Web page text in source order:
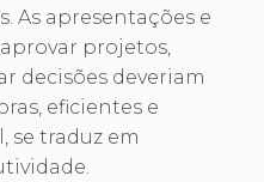
As apresentações e
projetos,
decisões deveriam
eficientes e
se traduz em